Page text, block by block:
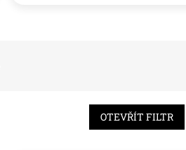
OTEVŘÍT FILTR